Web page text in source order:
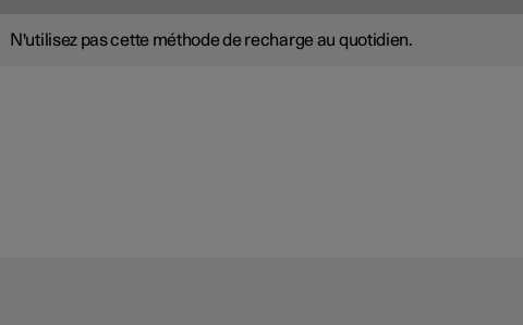
N'utilisez pas cette méthode de recharge au quotidien.